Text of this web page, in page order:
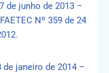
de junho de 2013 –
Nº 359 de 24
de janeiro de 2014 –